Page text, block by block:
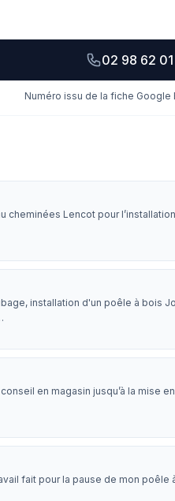
02 98 62 01
Numéro issu de la fiche Google
cheminées Lencot pour
installation d'un poêle à bois
en magasin jusqu’à la mise
fait pour la pause de mon